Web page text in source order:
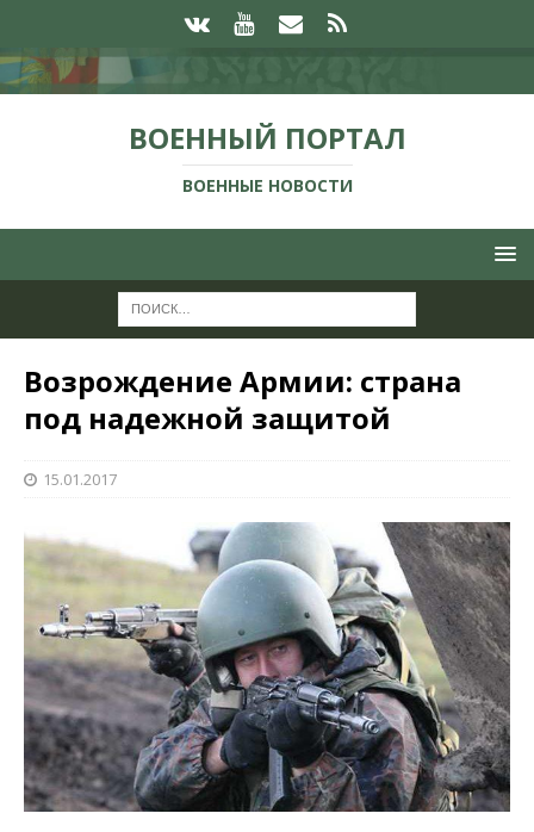
ВОЕННЫЙ ПОРТАЛ
ВОЕННЫЕ НОВОСТИ
Возрождение Армии: страна
под надежной защитой
15.01.2017